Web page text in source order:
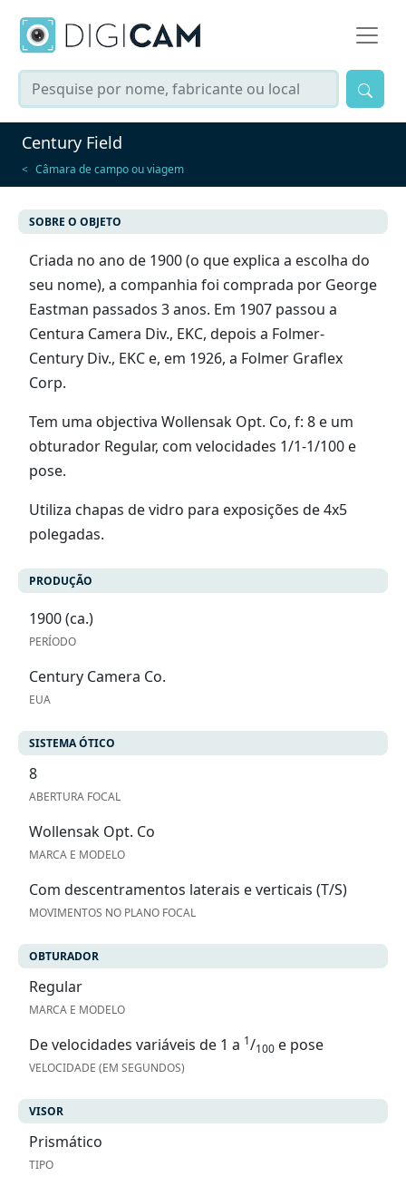
Century Field
Câmara de campo ou viagem
SOBRE O OBJETO
Criada no ano de 1900 (o que explica a escolha do
seu nome), a companhia foi comprada por George
Eastman passados 3 anos. Em 1907 passou a
Centura Camera Div., EKC, depois a Folmer-
Century Div., EKC e, em 1926, a Folmer Graflex
Corp.
Tem uma objectiva Wollensak Opt. Co, f: 8 e um
obturador Regular, com velocidades 1/1-1/100 e
pose.
Utiliza chapas de vidro para exposições de 4x5
polegadas.
PRODUÇÃO
1900 (ca.)
PERÍODO
Century Camera Co.
EUA
SISTEMA ÓTICO
8
ABERTURA FOCAL
Wollensak Opt. Co
MARCA E MODELO
Com descentramentos laterais e verticais (T/S)
MOVIMENTOS NO PLANO FOCAL
OBTURADOR
Regular
MARCA E MODELO
De velocidades variáveis de 1 a 1/100 e pose
VELOCIDADE (EM SEGUNDOS)
VISOR
Prismático
TIPO